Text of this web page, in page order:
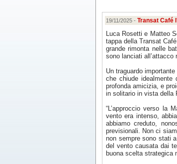
19/11/2025 - Transat Café
Luca Rosetti e Matteo
tappa della Transat
grande rimonta nelle
sono lanciati
Un traguardo
che chiude idealmente
profonda amicizia, e
in solitario in vista della
“L’approccio verso la
vento era intenso,
abbiamo creduto,
previsionali. Non ci
non sempre sono stati
del vento causata dai
buona scelta strategica